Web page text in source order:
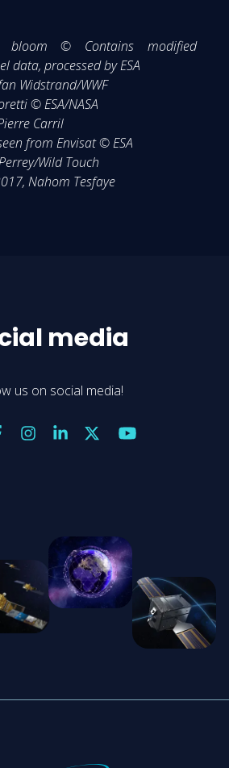
bloom © Contains modified
data, processed by ESA
Widstrand/WWF
© ESA/NASA
Carril
from Envisat © ESA
Wild Touch
Nahom Tesfaye
media
us on social media!